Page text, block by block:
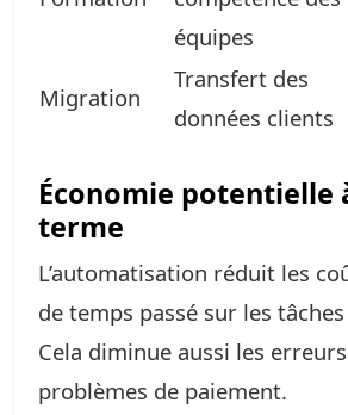
équipes
Migration
Transfert des
données clients
Économie potentielle
terme
L’automatisation réduit les
de temps passé sur les
Cela diminue aussi les
problèmes de paiement.